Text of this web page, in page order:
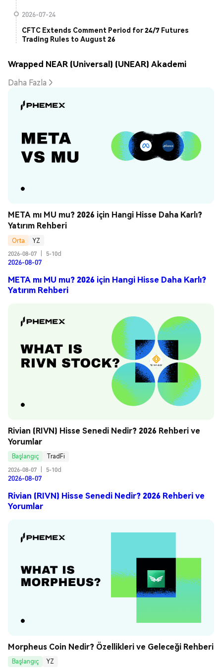
2026-07-24
CFTC Extends Comment Period for 24/7 Futures
Trading Rules to August 26
Wrapped NEAR (Universal) (UNEAR) Akademi
Daha Fazla
META mı MU mu? 2026 için Hangi Hisse Daha Karlı?
Yatırım Rehberi
Orta
YZ
2026-08-07
5-10d
2026-08-07
META mı MU mu? 2026 için Hangi Hisse Daha Karlı?
Yatırım Rehberi
Rivian (RIVN) Hisse Senedi Nedir? 2026 Rehberi ve
Yorumlar
Başlangıç
TradFi
2026-08-07
5-10d
2026-08-07
Rivian (RIVN) Hisse Senedi Nedir? 2026 Rehberi ve
Yorumlar
Morpheus Coin Nedir? Özellikleri ve Geleceği Rehberi
Başlangıç
YZ